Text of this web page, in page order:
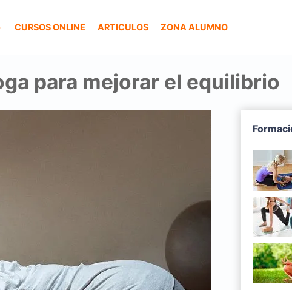
CURSOS ONLINE ARTICULOS ZONA ALUMNO
para mejorar el equilibrio